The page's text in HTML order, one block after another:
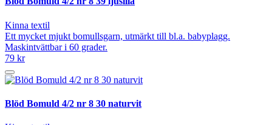
Kinna textil
Ett mycket mjukt bomullsgarn, utmärkt till bl.a. babyplagg.
Maskintvättbar i 60 grader.
79 kr
Blöd Bomuld 4/2 nr 8 30 naturvit